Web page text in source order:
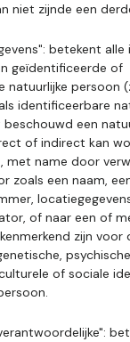
niet zijnde een
betekent alle
geïdentificeerde of
natuurlijke persoon
identificeerbare
een
of indirect kan
met name door
zoals een naam,
of naar een of
zijn voor
of sociale